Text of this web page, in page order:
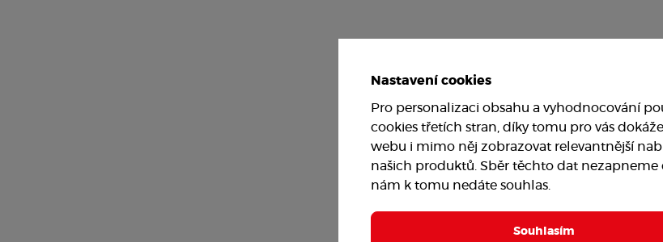
Nastavení cookies
Pro personalizaci obsahu a vyhodnocování
cookies třetích stran, díky tomu pro vás
webu i mimo něj zobrazovat relevantnější
našich produktů. Sběr těchto dat nezapneme
nám k tomu nedáte souhlas.
Souhlasím